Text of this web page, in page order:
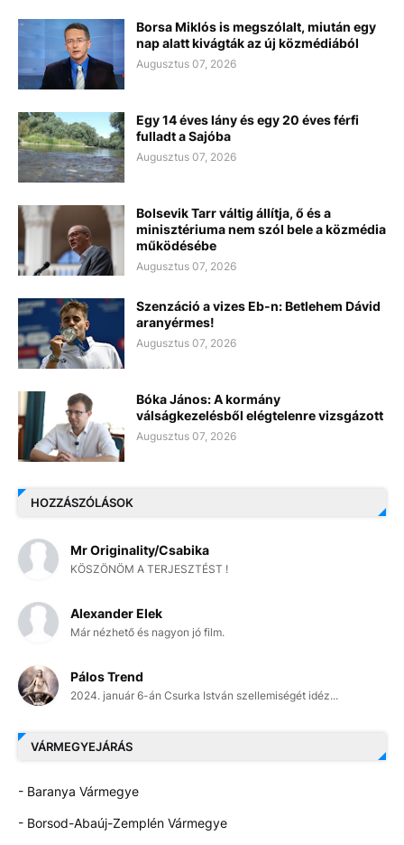
Borsa Miklós is megszólalt, miután egy
nap alatt kivágták az új közmédiából
Augusztus 07, 2026
Egy 14 éves lány és egy 20 éves férfi
fulladt a Sajóba
Augusztus 07, 2026
Bolsevik Tarr váltig állítja, ő és a
minisztériuma nem szól bele a közmédia
működésébe
Augusztus 07, 2026
Szenzáció a vizes Eb-n: Betlehem Dávid
aranyérmes!
Augusztus 07, 2026
Bóka János: A kormány
válságkezelésből elégtelenre vizsgázott
Augusztus 07, 2026
HOZZÁSZÓLÁSOK
Mr Originality/Csabika
KÖSZÖNÖM A TERJESZTÉST !
Alexander Elek
Már nézhető és nagyon jó film.
Pálos Trend
2024. január 6-án Csurka István szellemiségét idéz...
VÁRMEGYEJÁRÁS
- Baranya Vármegye
- Borsod-Abaúj-Zemplén Vármegye